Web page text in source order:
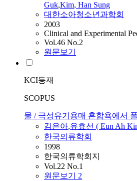
Guk,Kim, Han Sung
대한소아청소년과학회
2003
Clinical and Experimental
Vol.46 No.2
원문보기
KCI등재
SCOPUS
물 / 극성유기용매 혼합욕에서
김은아,유효선 ( EunAh
한국의류학회
1998
한국의류학회지
Vol.22 No.1
원문보기 2